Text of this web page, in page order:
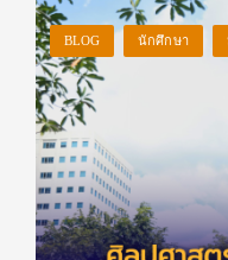
BLOG นักศึกษา